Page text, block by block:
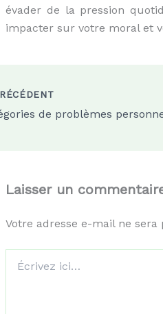
évader de la pression
impacter sur votre moral et
Laisser un
Votre adresse e-mail ne sera
ici…